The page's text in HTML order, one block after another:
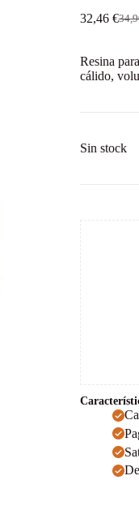
El
era:
32,46 €El
es:
Resina
cálido,
Sin stock